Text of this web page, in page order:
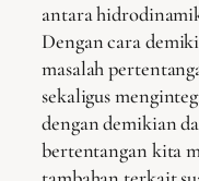
antara
Dengan cara
masalah
sekaligus
dengan demikian
bertentangan kita